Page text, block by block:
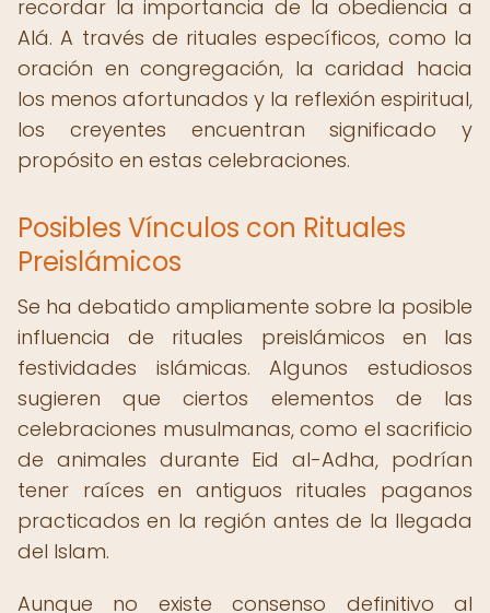
recordar la importancia de la obediencia a
Alá. A través de rituales específicos, como la
oración en congregación, la caridad hacia
los menos afortunados y la reflexión espiritual,
los creyentes encuentran significado y
propósito en estas celebraciones.
Posibles Vínculos con Rituales
Preislámicos
Se ha debatido ampliamente sobre la posible
influencia de rituales preislámicos en las
festividades islámicas. Algunos estudiosos
sugieren que ciertos elementos de las
celebraciones musulmanas, como el sacrificio
de animales durante Eid al-Adha, podrían
tener raíces en antiguos rituales paganos
practicados en la región antes de la llegada
del Islam.
Aunque no existe consenso definitivo al